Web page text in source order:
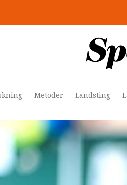
Metoder Landsting
– just därför togs